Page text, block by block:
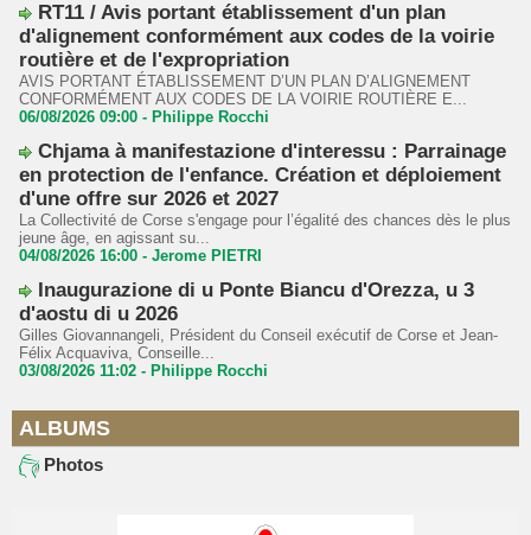
RT11 / Avis portant établissement d'un plan
d'alignement conformément aux codes de la voirie
routière et de l'expropriation
AVIS PORTANT ÉTABLISSEMENT D’UN PLAN D’ALIGNEMENT
CONFORMÉMENT AUX CODES DE LA VOIRIE ROUTIÈRE E...
06/08/2026 09:00 - Philippe Rocchi
Chjama à manifestazione d'interessu : Parrainage
en protection de l'enfance. Création et déploiement
d'une offre sur 2026 et 2027
La Collectivité de Corse s'engage pour l’égalité des chances dès le plus
jeune âge, en agissant su...
04/08/2026 16:00 - Jerome PIETRI
Inaugurazione di u Ponte Biancu d'Orezza, u 3
d'aostu di u 2026
Gilles Giovannangeli, Président du Conseil exécutif de Corse et Jean-
Félix Acquaviva, Conseille...
03/08/2026 11:02 - Philippe Rocchi
ALBUMS
Photos